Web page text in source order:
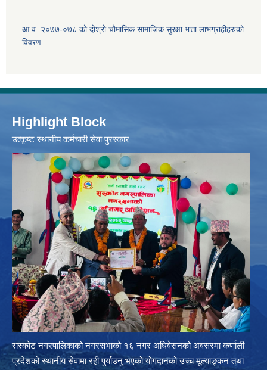
आ.व. २०७७-०७८ को दोश्रो चौमासिक सामाजिक सुरक्षा भत्ता लाभग्राहीहरुको
विवरण
Highlight Block
उत्‍कृष्ट स्थानीय कर्मचारी सेवा पुरस्कार
रास्कोट नगरपालिकाको नगरसभाको १६ नगर अधिवेसनको अवसरमा कर्णाली
प्रदेशको स्थानीय सेवामा रही पुर्याउनु भएको योगदानको उच्च मूल्याङ्कन तथा